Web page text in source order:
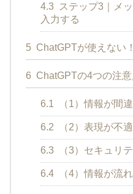
4.3
ステップ3｜メ
入力する
5 ChatGPTが使えない
6 ChatGPTの4つの注意
6.1 （1）情報が間
6.2 （2）表現が不
6.3 （3）セキュリ
6.4 （4）情報が流